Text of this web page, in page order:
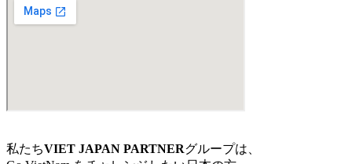
私たちVIET JAPAN PARTNERグループは、